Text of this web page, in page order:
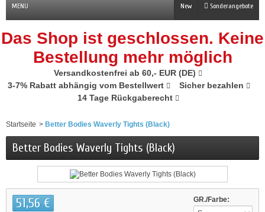
MENU Sonderangebote
New
Das Shop ist geschlossen. Keine
Bestellung mehr möglich
Versandkostenfrei ab 60,- EUR (DE)
3-7% Rabatt abhängig vom Bestellwert
Sicher bezahlen
14 Tage Rückgaberecht
Startseite > Better Bodies Waverly Tights (Black)
Better Bodies Waverly Tights (Black)
GR./Farbe:
51,56 €